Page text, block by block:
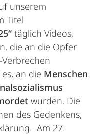
unserem
Titel
täglich Videos,
die an die Opfer
an die Menschen
wurden. Die
des Gedenkens,
Am 27.